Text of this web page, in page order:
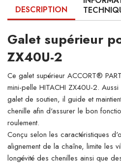
DESCRIPTION
Galet supérieur
ZX40U-2
Ce galet supérieur ACCORT®
mini-pelle HITACHI ZX40U-2.
galet de soutien, il guide et
chenille afin d'assurer le bon
roulement.
Conçu selon les caractéristiques
alignement de la chaîne, limite les
longévité des chenilles ainsi que